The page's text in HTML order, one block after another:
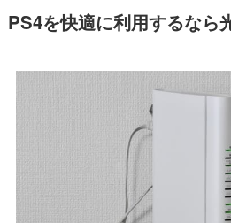
PS4を快適に利用するなら